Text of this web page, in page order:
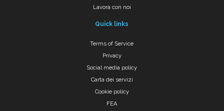
Lavora con noi
Quick links
Terms of Service
Privacy
Social media policy
Carta dei servizi
Cookie policy
FEA